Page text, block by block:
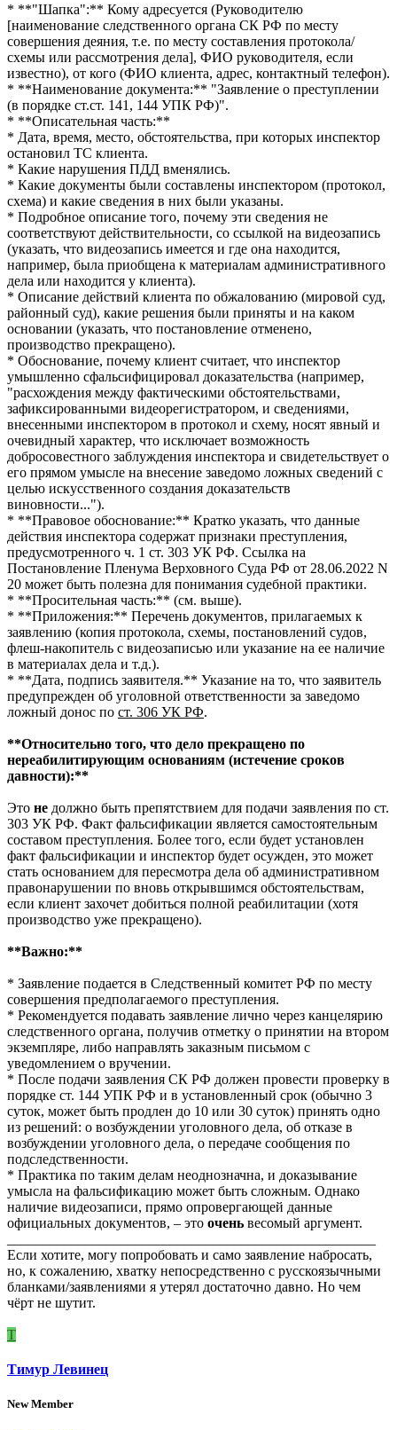
* **"Шапка":** Кому адресуется (Руководителю
[наименование следственного органа СК РФ по месту
совершения деяния, т.е. по месту составления протокола/
схемы или рассмотрения дела], ФИО руководителя, если
известно), от кого (ФИО клиента, адрес, контактный телефон).
* **Наименование документа:** "Заявление о преступлении
(в порядке ст.ст. 141, 144 УПК РФ)".
* **Описательная часть:**
* Дата, время, место, обстоятельства, при которых инспектор
остановил ТС клиента.
* Какие нарушения ПДД вменялись.
* Какие документы были составлены инспектором (протокол,
схема) и какие сведения в них были указаны.
* Подробное описание того, почему эти сведения не
соответствуют действительности, со ссылкой на видеозапись
(указать, что видеозапись имеется и где она находится,
например, была приобщена к материалам административного
дела или находится у клиента).
* Описание действий клиента по обжалованию (мировой суд,
районный суд), какие решения были приняты и на каком
основании (указать, что постановление отменено,
производство прекращено).
* Обоснование, почему клиент считает, что инспектор
умышленно сфальсифицировал доказательства (например,
"расхождения между фактическими обстоятельствами,
зафиксированными видеорегистратором, и сведениями,
внесенными инспектором в протокол и схему, носят явный и
очевидный характер, что исключает возможность
добросовестного заблуждения инспектора и свидетельствует о
его прямом умысле на внесение заведомо ложных сведений с
целью искусственного создания доказательств
виновности...").
* **Правовое обоснование:** Кратко указать, что данные
действия инспектора содержат признаки преступления,
предусмотренного ч. 1 ст. 303 УК РФ. Ссылка на
Постановление Пленума Верховного Суда РФ от 28.06.2022 N
20 может быть полезна для понимания судебной практики.
* **Просительная часть:** (см. выше).
* **Приложения:** Перечень документов, прилагаемых к
заявлению (копия протокола, схемы, постановлений судов,
флеш-накопитель с видеозаписью или указание на ее наличие
в материалах дела и т.д.).
* **Дата, подпись заявителя.** Указание на то, что заявитель
предупрежден об уголовной ответственности за заведомо
ложный донос по ст. 306 УК РФ.
**Относительно того, что дело прекращено по
нереабилитирующим основаниям (истечение сроков
давности):**
Это не должно быть препятствием для подачи заявления по ст.
303 УК РФ. Факт фальсификации является самостоятельным
составом преступления. Более того, если будет установлен
факт фальсификации и инспектор будет осужден, это может
стать основанием для пересмотра дела об административном
правонарушении по вновь открывшимся обстоятельствам,
если клиент захочет добиться полной реабилитации (хотя
производство уже прекращено).
**Важно:**
* Заявление подается в Следственный комитет РФ по месту
совершения предполагаемого преступления.
* Рекомендуется подавать заявление лично через канцелярию
следственного органа, получив отметку о принятии на втором
экземпляре, либо направлять заказным письмом с
уведомлением о вручении.
* После подачи заявления СК РФ должен провести проверку в
порядке ст. 144 УПК РФ и в установленный срок (обычно 3
суток, может быть продлен до 10 или 30 суток) принять одно
из решений: о возбуждении уголовного дела, об отказе в
возбуждении уголовного дела, о передаче сообщения по
подследственности.
* Практика по таким делам неоднозначна, и доказывание
умысла на фальсификацию может быть сложным. Однако
наличие видеозаписи, прямо опровергающей данные
официальных документов, – это очень весомый аргумент.
Если хотите, могу попробовать и само заявление набросать,
но, к сожалению, хватку непосредственно с русскоязычными
бланками/заявлениями я утерял достаточно давно. Но чем
чёрт не шутит.
Т
Тимур Левинец
New Member